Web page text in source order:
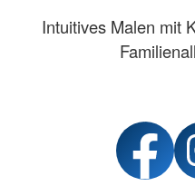
Intuitives Malen mit